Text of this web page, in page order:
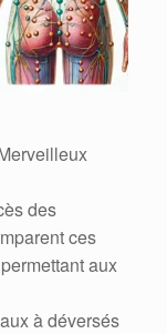
des
ces
aux
à déversés